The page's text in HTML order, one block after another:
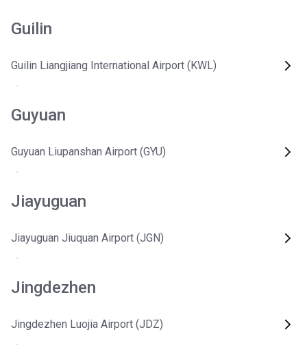
Guilin
Guilin Liangjiang International Airport (KWL)
Guyuan
Guyuan Liupanshan Airport (GYU)
Jiayuguan
Jiayuguan Jiuquan Airport (JGN)
Jingdezhen
Jingdezhen Luojia Airport (JDZ)